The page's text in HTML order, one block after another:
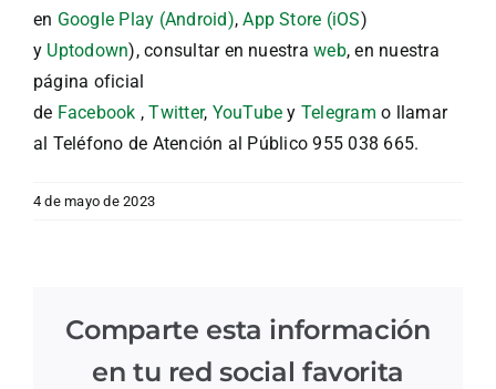
en Google Play (Android),App Store (iOS)
y Uptodown), consultar en nuestraweb, en nuestra
página oficial
de Facebook ,Twitter, YouTube y Telegramo llamar
al Teléfono de Atención al Público 955 038 665.
4 de mayo de 2023
Comparte esta información
en tu red social favorita